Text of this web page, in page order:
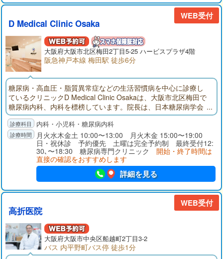
WEB受付
D Medical Clinic Osaka
大阪府大阪市北区梅田2丁目5-25 ハービスプラザ4階
阪急神戸本線 梅田駅 徒歩6分
糖尿病・高血圧・脂質異常症などの生活習慣病を中心に診療し
ているクリニックD Medical Clinic Osakaは、大阪市北区梅田で
糖尿病内科、内科を標榜しています。院長は、日本糖尿病学会
認定 糖尿病専門医であり、糖尿病と生活習慣病の診療に対応し
ています。当クリニックは、阪神本線 梅田駅 西口から徒歩約2
分の場所にあり、JR東海道本線 大阪駅 桜橋口や大阪市高速電気
軌道(Osaka Metro) 四つ橋線 西梅田駅 北口からもアクセスでき
るハービスプラザ4Fにあります。大阪駅・梅田駅などから地下
通路で直結しているため、雨の日は濡れずに受診できます。ま
た、土曜日も診療し、駐車場もあります。
内科・小児科・糖尿病内科
月火水木金土 10:00〜13:00 月火木金 15:00〜19:00
日・祝休診 予約優先 土曜は完全予約制 最終受付12:
30､〜18:30 糖尿病専門クリニック 開始・終了時間は
直接の確認をおすすめします
詳細を見る
WEB受付
高折医院
大阪府大阪市中央区船越町2丁目3-2
バス 内平野町バス停 徒歩1分